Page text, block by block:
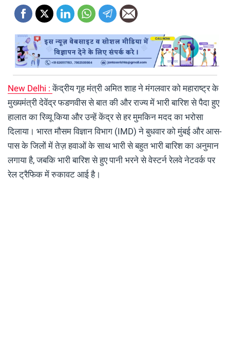
New Delhi :केंद्रीय गृह मंत्री अमित शाह ने मंगलवार को महाराष्ट्र के
मुख्यमंत्री देवेंद्र फडणवीस से बात की और राज्य में भारी बारिश से पैदा हुए
हालात का रिव्यू किया और उन्हें केंद्र से हर मुमकिन मदद का भरोसा
दिलाया। भारत मौसम विज्ञान विभाग (IMD) ने बुधवार को मुंबई और आस-
पास के जिलों में तेज़ हवाओं के साथ भारी से बहुत भारी बारिश का अनुमान
लगाया है, जबकि भारी बारिश से हुए पानी भरने से वेस्टर्न रेलवे नेटवर्क पर
रेल ट्रैफिक में रुकावट आई है।